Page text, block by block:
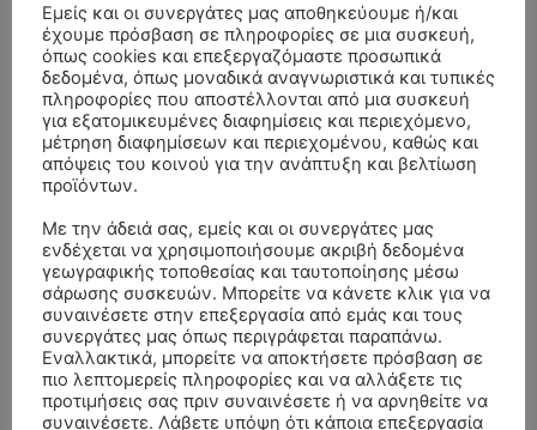
Εμείς και οι συνεργάτες μας αποθηκεύουμε ή/και
έχουμε πρόσβαση σε πληροφορίες σε μια συσκευή,
όπως cookies και επεξεργαζόμαστε προσωπικά
δεδομένα, όπως μοναδικά αναγνωριστικά και τυπικές
πληροφορίες που αποστέλλονται από μια συσκευή
για εξατομικευμένες διαφημίσεις και περιεχόμενο,
μέτρηση διαφημίσεων και περιεχομένου, καθώς και
απόψεις του κοινού για την ανάπτυξη και βελτίωση
προϊόντων.
Με την άδειά σας, εμείς και οι συνεργάτες μας
ενδέχεται να χρησιμοποιήσουμε ακριβή δεδομένα
γεωγραφικής τοποθεσίας και ταυτοποίησης μέσω
σάρωσης συσκευών. Μπορείτε να κάνετε κλικ για να
συναινέσετε στην επεξεργασία από εμάς και τους
συνεργάτες μας όπως περιγράφεται παραπάνω.
Εναλλακτικά, μπορείτε να αποκτήσετε πρόσβαση σε
πιο λεπτομερείς πληροφορίες και να αλλάξετε τις
προτιμήσεις σας πριν συναινέσετε ή να αρνηθείτε να
συναινέσετε. Λάβετε υπόψη ότι κάποια επεξεργασία